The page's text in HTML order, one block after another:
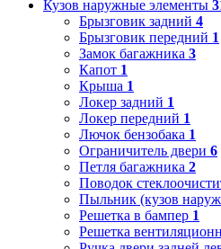
Кузов наружные элементы
Брызговик задний 4
Брызговик передний 1
Замок багажника 3
Капот 1
Крыша 1
Локер задний 1
Локер передний 1
Лючок бензобака 1
Ограничитель двери 6
Петля багажника 2
Поводок
Пыльник (кузов
Решетка в бампер 1
Решетка